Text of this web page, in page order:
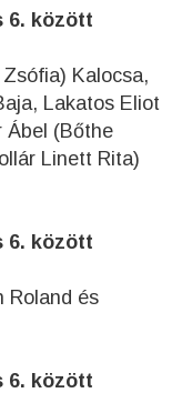
6. között
Kalocsa,
Lakatos Eliot
Ábel (Bőthe
Linett Rita)
6. között
és
6. között